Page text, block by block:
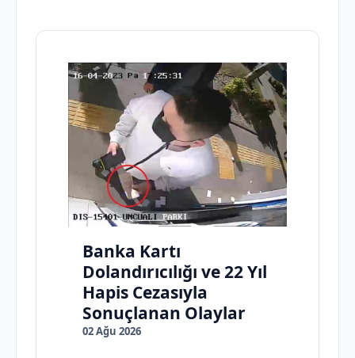
Banka Kartı
Dolandırıcılığı ve 22 Yıl
Hapis Cezasıyla
Sonuçlanan Olaylar
02 Ağu 2026